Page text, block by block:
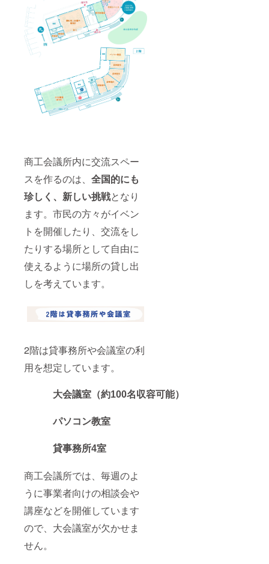
商工会議所内に交流スペー
スを作るのは、 全国的にも
珍しく、新しい挑戦となり
ます。市民の方々がイベン
トを開催したり、交流をし
たりする場所として自由に
使えるように場所の貸し出
しを考えています。
2階は貸事務所や会議室の利
用を想定しています。
大会議室（約100名収容可能）
パソコン教室
貸事務所4室
商工会議所では、毎週のよ
うに事業者向けの相談会や
講座などを開催しています
ので、大会議室が欠かせま
せん。